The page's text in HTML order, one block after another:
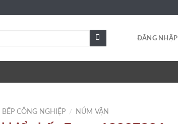
ĐĂNG NHẬP
CÔNG NGHIỆP / NÚM VẶN